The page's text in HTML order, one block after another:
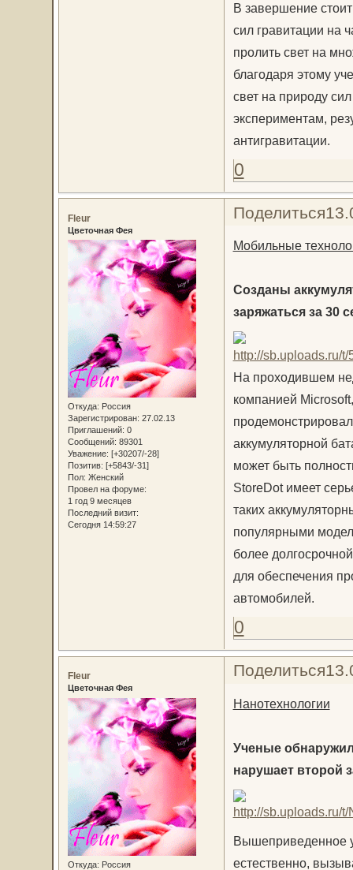
В завершение
сил гравитации на
пролить свет на
благодаря этому
свет на природу
экспериментам,
антигравитации.
0
Поделиться
Fleur
Цветочная Фея
Откуда: Россия
Зарегистрирован: 27.02.13
Приглашений: 0
Сообщений: 89301
Уважение: [+30207/-28]
Позитив: [+5843/-31]
Пол: Женский
Провел на форуме:
1 год 9 месяцев
Последний визит:
Сегодня 14:59:27
Мобильные
Созданы
заряжаться за 30
На проходившем
компанией
аккумуляторной
может быть
StoreDot имеет
таких
популярными
более
для обеспечения
автомобилей.
0
Поделиться
Fleur
Цветочная Фея
Откуда: Россия
Нанотехнологии
Ученые
нарушает второй
Вышеприведенное
естественно,